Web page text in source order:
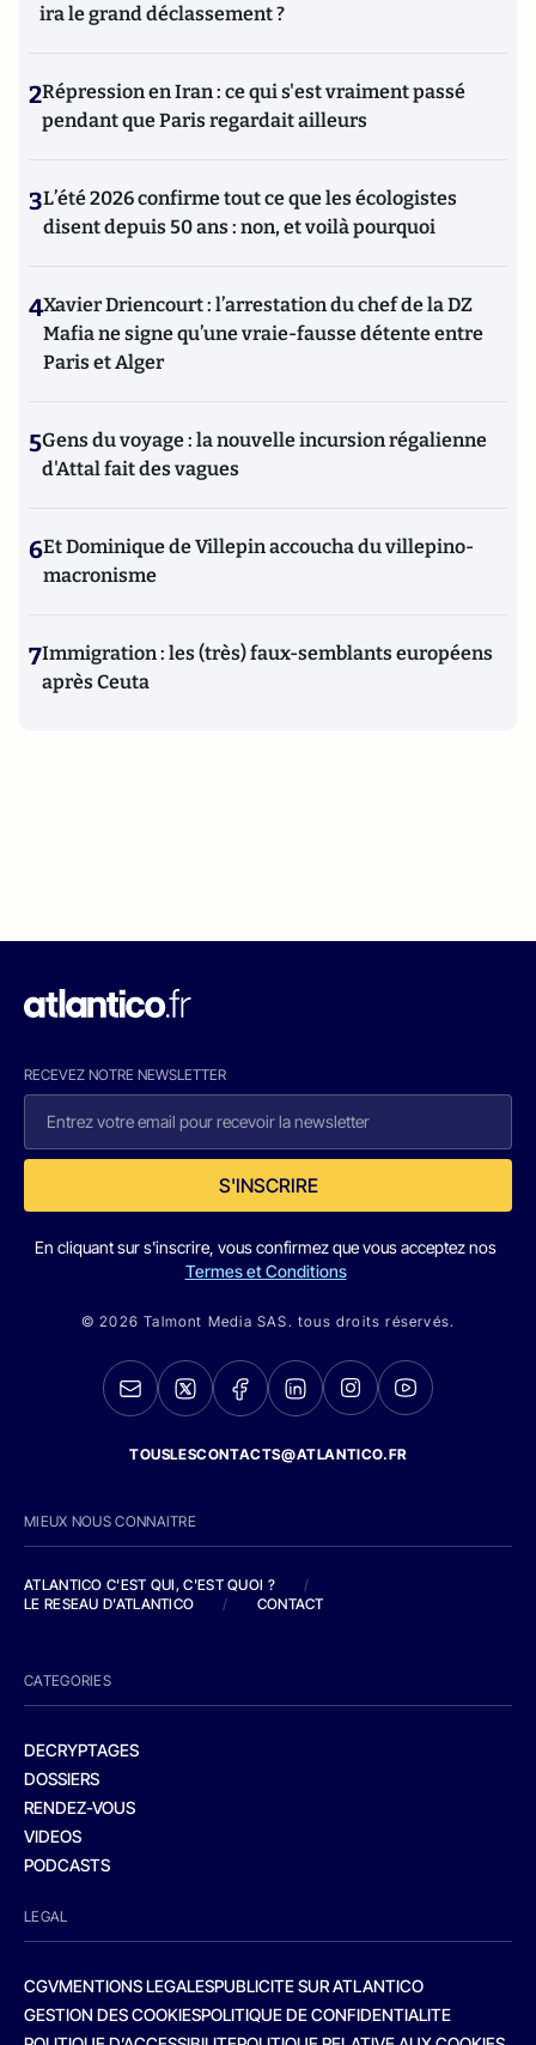
ira le grand déclassement ?
2Répression en Iran : ce qui s'est vraiment passé
pendant que Paris regardait ailleurs
3L’été 2026 confirme tout ce que les écologistes
disent depuis 50 ans : non, et voilà pourquoi
4Xavier Driencourt : l’arrestation du chef de la DZ
Mafia ne signe qu’une vraie-fausse détente entre
Paris et Alger
5Gens du voyage : la nouvelle incursion régalienne
d'Attal fait des vagues
6Et Dominique de Villepin accoucha du villepino-
macronisme
7Immigration : les (très) faux-semblants européens
après Ceuta
RECEVEZ NOTRE NEWSLETTER
S'INSCRIRE
En cliquant sur s'inscrire, vous confirmez que vous acceptez nos
Termes et Conditions
© 2026 Talmont Media SAS. tous droits réservés.
TOUSLESCONTACTS@ATLANTICO.FR
MIEUX NOUS CONNAITRE
ATLANTICO C'EST QUI, C'EST QUOI ?
/
LE RESEAU D'ATLANTICO
/ CONTACT
CATEGORIES
DECRYPTAGES
DOSSIERS
RENDEZ-VOUS
VIDEOS
PODCASTS
LEGAL
CGVMENTIONS LEGALESPUBLICITE SUR ATLANTICO
GESTION DES COOKIESPOLITIQUE DE CONFIDENTIALITE